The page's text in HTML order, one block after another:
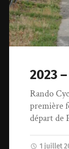
2023
Rando
première
départ de
1 juillet